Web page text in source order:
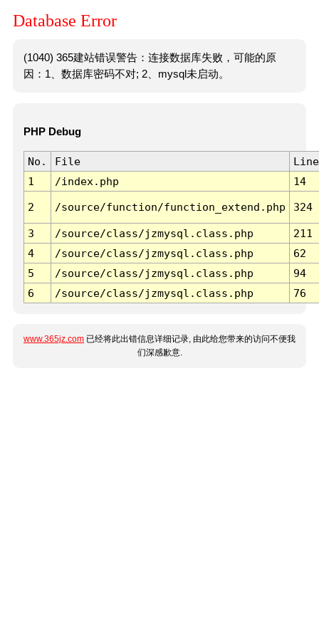
Database Error
(1040) 365建站错误警告：连接数据库失败，可能的原
因：1、数据库密码不对; 2、mysql未启动。
PHP Debug
No. File
Line
1
/index.php 14
2 /source/function/function_extend.php 324
3 /source/class/jzmysql.class.php
211
4
/source/class/jzmysql.class.php
62
5
/source/class/jzmysql.class.php
94
6
/source/class/jzmysql.class.php 76
www.365jz.com 已经将此出错信息详细记录, 由此给您带来的访问不便我
们深感歉意.